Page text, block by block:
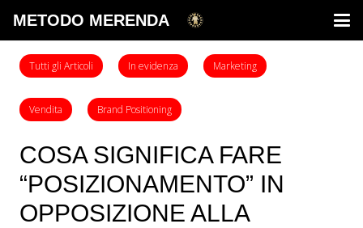
METODO MERENDA
Tutti gli Articoli In evidenza Marketing
Vendita Brand Positioning
COSA SIGNIFICA FARE
“POSIZIONAMENTO” IN
OPPOSIZIONE ALLA